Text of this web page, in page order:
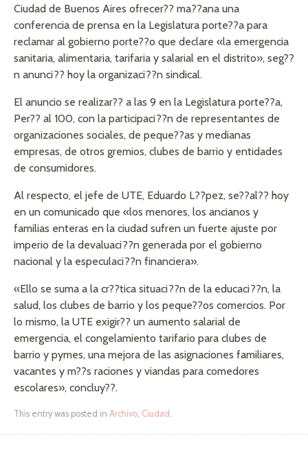
Ciudad de Buenos Aires ofrecer?? ma??ana una
conferencia de prensa en la Legislatura porte??a para
reclamar al gobierno porte??o que declare «la emergencia
sanitaria, alimentaria, tarifaria y salarial en el distrito», seg??
n anunci?? hoy la organizaci??n sindical.
El anuncio se realizar?? a las 9 en la Legislatura porte??a,
Per?? al 100, con la participaci??n de representantes de
organizaciones sociales, de peque??as y medianas
empresas, de otros gremios, clubes de barrio y entidades
de consumidores.
Al respecto, el jefe de UTE, Eduardo L??pez, se??al?? hoy
en un comunicado que «los menores, los ancianos y
familias enteras en la ciudad sufren un fuerte ajuste por
imperio de la devaluaci??n generada por el gobierno
nacional y la especulaci??n financiera».
«Ello se suma a la cr??tica situaci??n de la educaci??n, la
salud, los clubes de barrio y los peque??os comercios. Por
lo mismo, la UTE exigir?? un aumento salarial de
emergencia, el congelamiento tarifario para clubes de
barrio y pymes, una mejora de las asignaciones familiares,
vacantes y m??s raciones y viandas para comedores
escolares», concluy??.
This entry was posted in Archivo, Ciudad .